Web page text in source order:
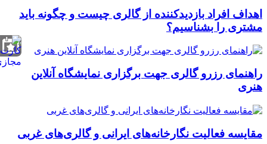
اهداف افراد بازدیدکننده از گالری چیست و چگونه باید
مشتری را بشناسیم؟
راهنمای رزرو گالری جهت برگزاری نمایشگاه آنلاین
هنری
مقایسه فعالیت نگارخانه‌های ایرانی و گالری‌های غربی